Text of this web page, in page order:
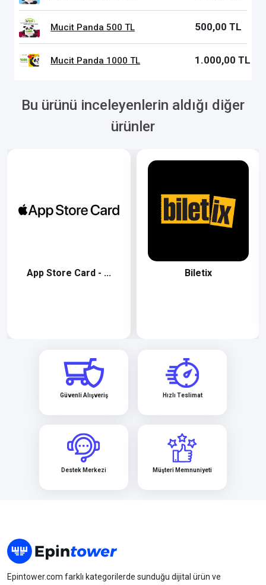
Mucit Panda 500 TL 500,00 TL
Mucit Panda 1000 TL 1.000,00 TL
Bu ürünü inceleyenlerin aldığı diğer
ürünler
App Store Card - ... Biletix
Güvenli Alışveriş Hızlı Teslimat
Destek Merkezi Müşteri Memnuniyeti
Epintower.com farklı kategorilerde sunduğu dijital ürün ve